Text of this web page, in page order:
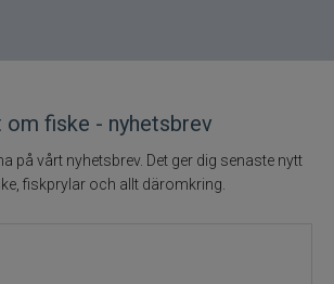
om fiske - nyhetsbrev
på vårt nyhetsbrev. Det ger dig senaste nytt
fiskprylar och allt däromkring.